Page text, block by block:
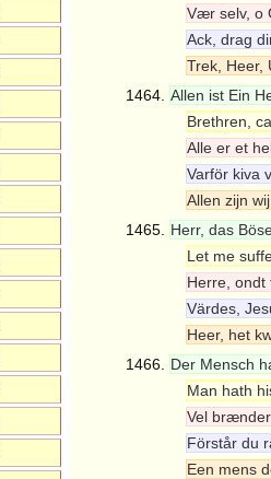
Vær selv, o
Ack, drag
Trek, Heer,
1464. Allen ist Ein
Brethren,
Alle er et
Varför kiva
Allen zijn
1465.
Herr, das
Let me
Herre, ondt
Värdes,
Heer, het
1466.
Der Mensch
Man hath
Vel
Förstår du
Een mens